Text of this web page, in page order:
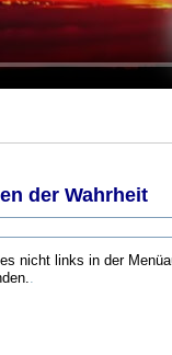
der Wahrheit
nicht links in der
.